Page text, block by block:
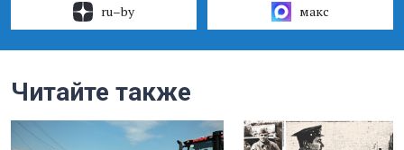
ru–by макс
Читайте также